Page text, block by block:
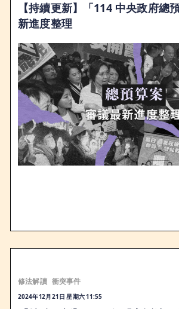
【持續更新】「114 中央政府總
新進度整理
修法解讀 衝突事件
2024年12月21日 星期六 11:55